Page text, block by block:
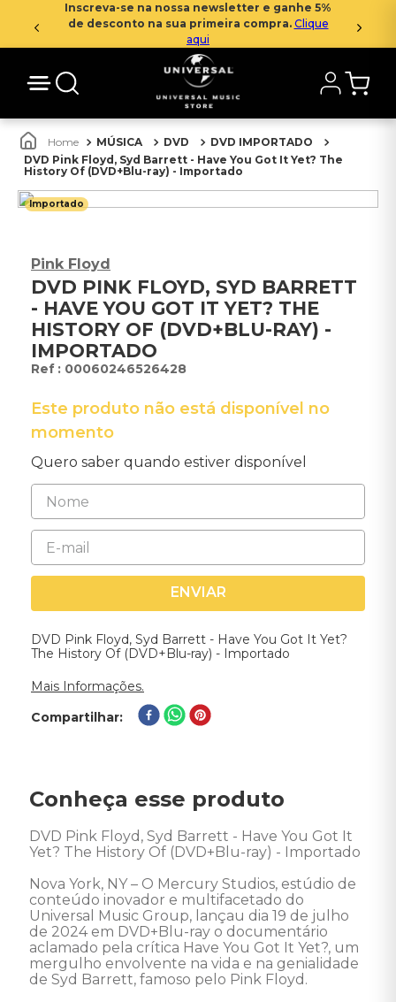
Inscreva-se na nossa newsletter e ganhe 5%
de desconto na sua primeira compra. Clique
aqui
MÚSICA DVD
DVD IMPORTADO
DVD Pink Floyd, Syd Barrett - Have You Got It Yet? The
History Of (DVD+Blu-ray) - Importado
Importado
Pink Floyd
DVD PINK FLOYD, SYD BARRETT
- HAVE YOU GOT IT YET? THE
HISTORY OF (DVD+BLU-RAY) -
IMPORTADO
: 00060246526428
Este produto não está disponível no
momento
Quero saber quando estiver disponível
ENVIAR
DVD Pink Floyd, Syd Barrett - Have You Got It Yet?
The History Of (DVD+Blu-ray) - Importado
Mais Informações.
Compartilhar
Conheça esse produto
DVD Pink Floyd, Syd Barrett - Have You Got It
Yet? The History Of (DVD+Blu-ray) - Importado
Nova York, NY – O Mercury Studios, estúdio de
conteúdo inovador e multifacetado do
Universal Music Group, lançau dia 19 de julho
de 2024 em DVD+Blu-ray o documentário
aclamado pela crítica Have You Got It Yet?, um
mergulho envolvente na vida e na genialidade
de Syd Barrett, famoso pelo Pink Floyd.